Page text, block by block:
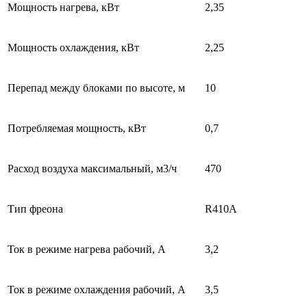
Мощность нагрева, кВт 2,35
Мощность охлаждения, кВт 2,25
Перепад между блоками по высоте, м 10
Потребляемая мощность, кВт 0,7
Расход воздуха максимальный, м3/ч 470
Тип фреона R410А
Ток в режиме нагрева рабочий, А 3,2
Ток в режиме охлаждения рабочий, А 3,5